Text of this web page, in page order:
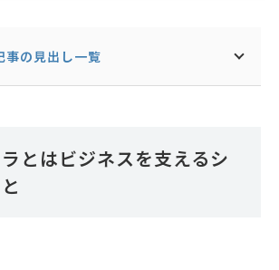
：アソビュー(株)に転職。その後、営業責任
規事業責任者、事業企画を歴任。
：(株)Pro-D-useを創業。取締役副社長（現
ムの導入・運用、融資を中心とした資金調
務のコンサルティングを得意としている。
個人でも中小企業の融資を支援するサービス
事の見出し一覧
とはビジネスを支えるシ